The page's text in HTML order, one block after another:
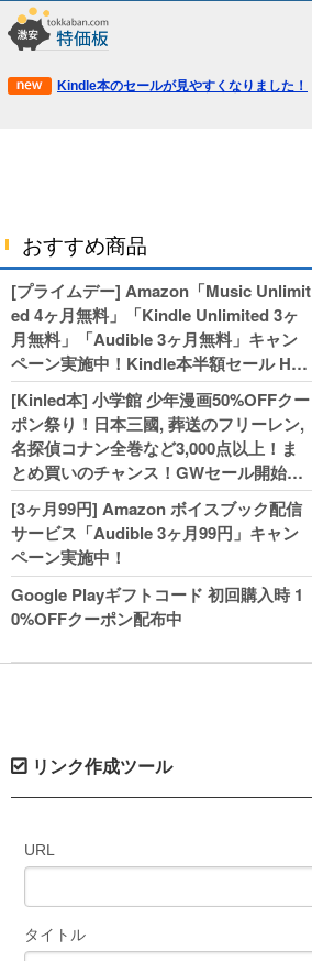
Kindle本のセールが見やすくなりました！
おすすめ商品
[プライムデー] Amazon「Music Unlimit
ed 4ヶ月無料」「Kindle Unlimited 3ヶ
月無料」「Audible 3ヶ月無料」キャン
ペーン実施中！Kindle本半額セール HU
NTER×HUNTERなど集英社、無職転生,
幼女戦記などKADOKAWA、キャプテン
翼100円セールも！
[Kinled本] 小学館 少年漫画50%OFFクー
ポン祭り！日本三國, 葬送のフリーレン,
名探偵コナン全巻など3,000点以上！ま
とめ買いのチャンス！GWセール開始！
人気コミック多数 カドカワ祭やIT関連本
がセールに！
[3ヶ月99円] Amazon ボイスブック配信
サービス「Audible 3ヶ月99円」キャン
ペーン実施中！
Google Playギフトコード 初回購入時 1
0%OFFクーポン配布中
リンク作成ツール
URL
タイトル